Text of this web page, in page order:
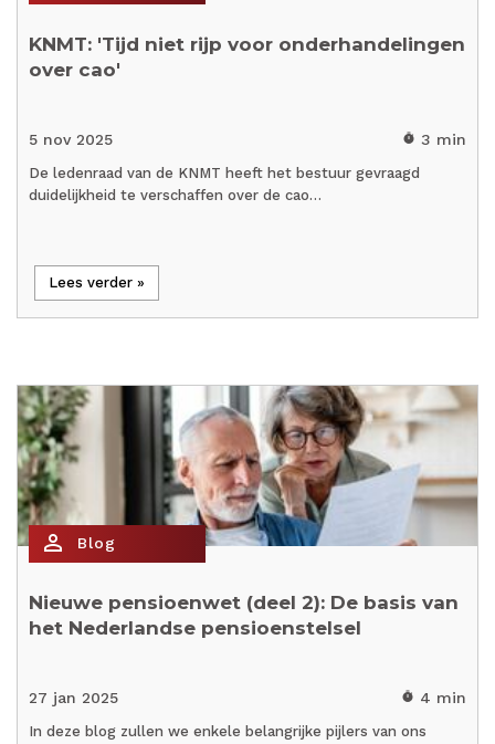
KNMT: 'Tijd niet rijp voor onderhandelingen
over cao'
5 nov 2025 timer 3 min
De ledenraad van de KNMT heeft het bestuur gevraagd
duidelijkheid te verschaffen over de cao…
Lees verder »
person_outline Blog
Nieuwe pensioenwet (deel 2): De basis van
het Nederlandse pensioenstelsel
27 jan 2025 timer 4 min
In deze blog zullen we enkele belangrijke pijlers van ons